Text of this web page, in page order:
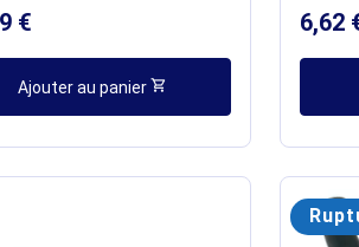
€
Ajouter au panier shopping_cart
6,62